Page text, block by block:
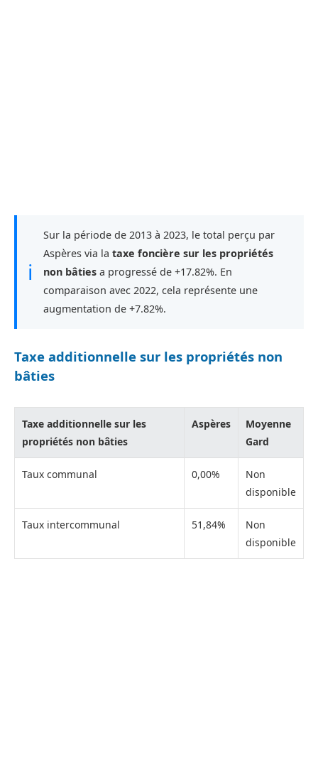
ℹ
Sur la période de 2013 à 2023, le total perçu par
Aspères via la taxe foncière sur les propriétés
non bâties a progressé de +17.82%. En
comparaison avec 2022, cela représente une
augmentation de +7.82%.
Taxe additionnelle sur les propriétés non
bâties
Taxe additionnelle sur les
propriétés non bâties
Aspères
Moyenne
Gard
Taux communal 0,00%
Non
disponible
Taux intercommunal 51,84%
Non
disponible